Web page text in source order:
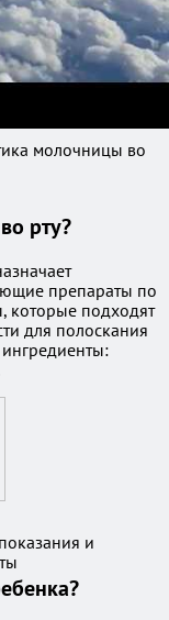
молочницы во
рту?
препараты по
которые подходят
для полоскания
и